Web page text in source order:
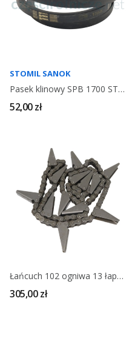
STOMIL SANOK
Pasek klinowy SPB 1700 STOMIL SANOK
52,00 zł
Łańcuch 102 ogniwa 13 łapek OROS Sun 1.331.555
305,00 zł